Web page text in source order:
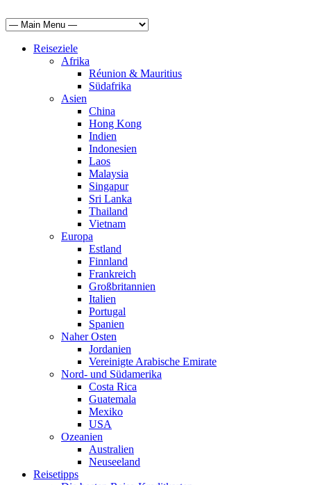
Reiseziele
Afrika
Réunion & Mauritius
Südafrika
Asien
China
Hong Kong
Indien
Indonesien
Laos
Malaysia
Singapur
Sri Lanka
Thailand
Vietnam
Europa
Estland
Finnland
Frankreich
Großbritannien
Italien
Portugal
Spanien
Naher Osten
Jordanien
Vereinigte Arabische Emirate
Nord- und Südamerika
Costa Rica
Guatemala
Mexiko
USA
Ozeanien
Australien
Neuseeland
Reisetipps